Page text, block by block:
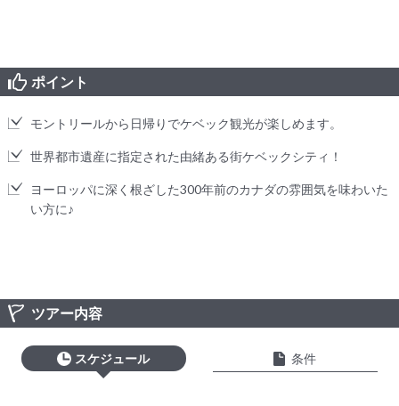
ポイント
モントリールから日帰りでケベック観光が楽しめます。
世界都市遺産に指定された由緒ある街ケベックシティ！
ヨーロッパに深く根ざした300年前のカナダの雰囲気を味わいた
い方に♪
ツアー内容
スケジュール 条件